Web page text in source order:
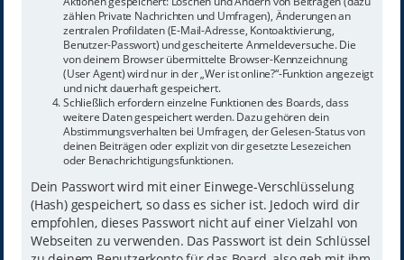
zählen Private Nachrichten und Umfragen), Änderungen an
zentralen Profildaten (E-Mail-Adresse, Kontoaktivierung,
Benutzer-Passwort) und gescheiterte Anmeldeversuche. Die
von deinem Browser übermittelte Browser-Kennzeichnung
(User Agent) wird nur in der „Wer ist online?“-Funktion angezeigt
und nicht dauerhaft gespeichert.
Schließlich erfordern einzelne Funktionen des Boards, dass
weitere Daten gespeichert werden. Dazu gehören dein
Abstimmungsverhalten bei Umfragen, der Gelesen-Status von
deinen Beiträgen oder explizit von dir gesetzte Lesezeichen
oder Benachrichtigungsfunktionen.
Dein Passwort wird mit einer Einwege-Verschlüsselung
(Hash) gespeichert, so dass es sicher ist. Jedoch wird dir
empfohlen, dieses Passwort nicht auf einer Vielzahl von
Webseiten zu verwenden. Das Passwort ist dein Schlüssel